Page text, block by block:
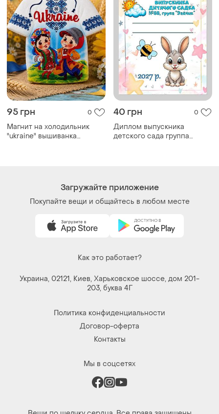
95 грн 0
Магнит на холодильник
"ukraine" вышиванка
40 грн 0
Диплом выпускника
детского сада группа
Загружайте приложение
Покупайте вещи и общайтесь в любом месте
Как это работает?
Украина, 02121, Киев, Харьковское шоссе, дом 201-
203, буква 4Г
Политика конфиденциальности
Договор-оферта
Контакты
Мы в соцсетях